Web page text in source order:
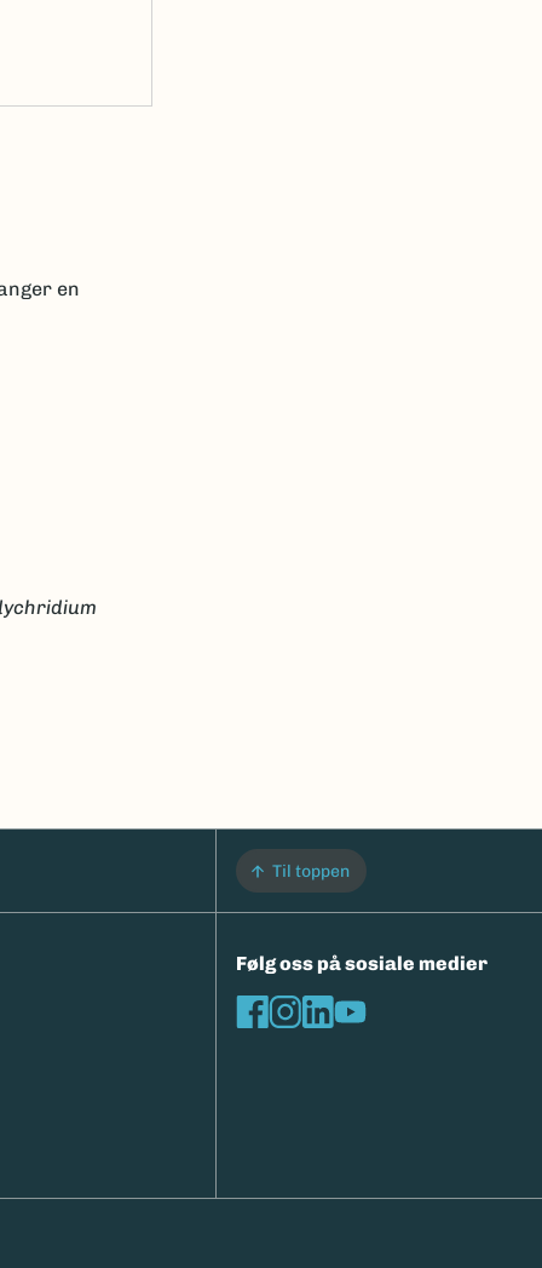
en
Til toppen
Følg oss på sosiale medier